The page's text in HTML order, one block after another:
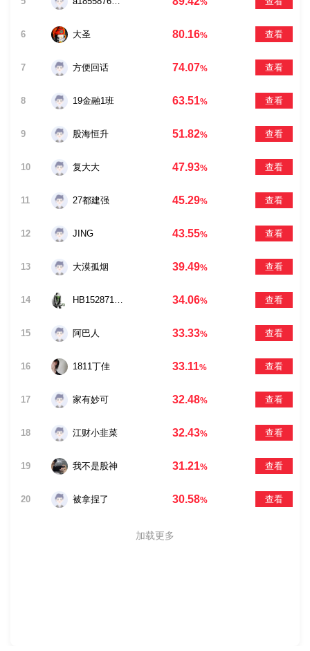
%
6 大圣 80.16% 查看
7 方便回话 74.07% 查看
8 19金融1班 63.51% 查看
9 股海恒升 51.82% 查看
10 复大大 47.93% 查看
11 27都建强 45.29% 查看
12 JING 43.55% 查看
13 大漠孤烟 39.49% 查看
14 HB15287164325 34.06% 查看
15 阿巴人 33.33% 查看
16 1811丁佳 33.11% 查看
17 家有妙可 32.48% 查看
18 江财小韭菜 32.43% 查看
19 我不是股神 31.21% 查看
20 被拿捏了 30.58% 查看
加载更多